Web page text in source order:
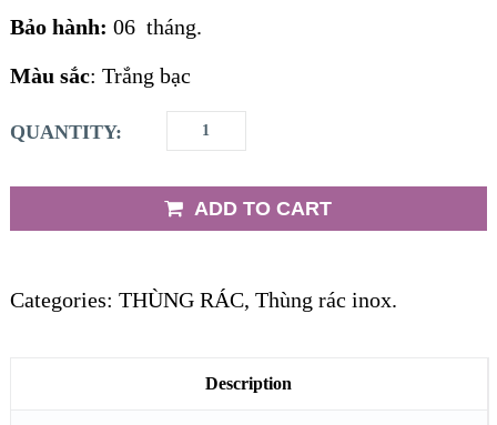
Bảo hành: 06 tháng.
Màu sắc: Trắng bạc
QUANTITY:
ADD TO CART
Categories: THÙNG RÁC, Thùng rác inox.
Description